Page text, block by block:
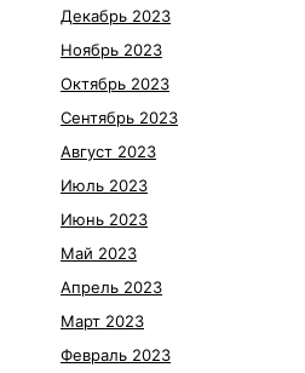
Декабрь 2023
Ноябрь 2023
Октябрь 2023
Сентябрь 2023
Август 2023
Июль 2023
Июнь 2023
Май 2023
Апрель 2023
Март 2023
Февраль 2023